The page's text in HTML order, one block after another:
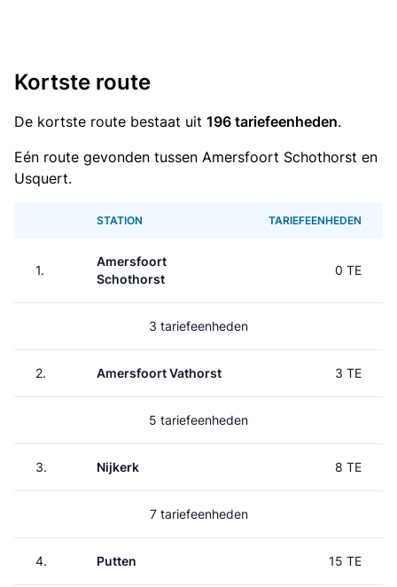
Kortste route
De kortste route bestaat uit 196 tariefeenheden.
Eén route gevonden tussen Amersfoort Schothorst en
Usquert.
STATION TARIEFEENHEDEN
1.
Amersfoort
Schothorst
0 TE
3 tariefeenheden
2. Amersfoort Vathorst 3 TE
5 tariefeenheden
3. Nijkerk 8 TE
7 tariefeenheden
4. Putten 15 TE